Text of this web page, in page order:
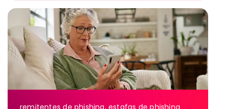
remitentes de phishing, estafas de phishing